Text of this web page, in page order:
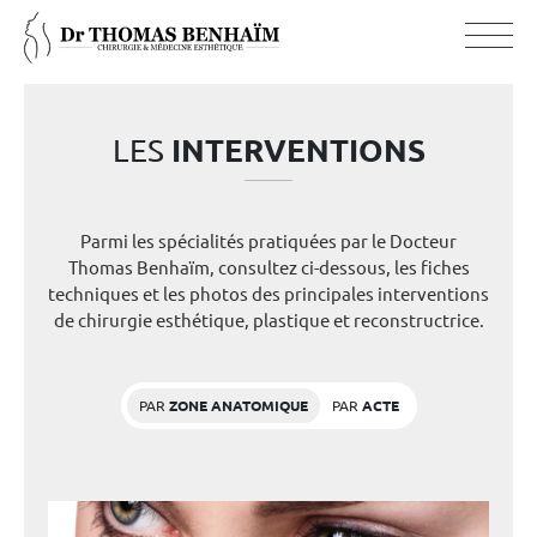
LES INTERVENTIONS
Parmi les spécialités pratiquées par le Docteur
Thomas Benhaïm, consultez ci-dessous, les fiches
techniques et les photos des principales interventions
de chirurgie esthétique, plastique et reconstructrice.
PAR ZONE ANATOMIQUE PAR ACTE